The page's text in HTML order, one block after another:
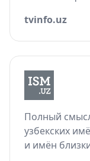
tvinfo.uz
Полный
узбекских
и имён